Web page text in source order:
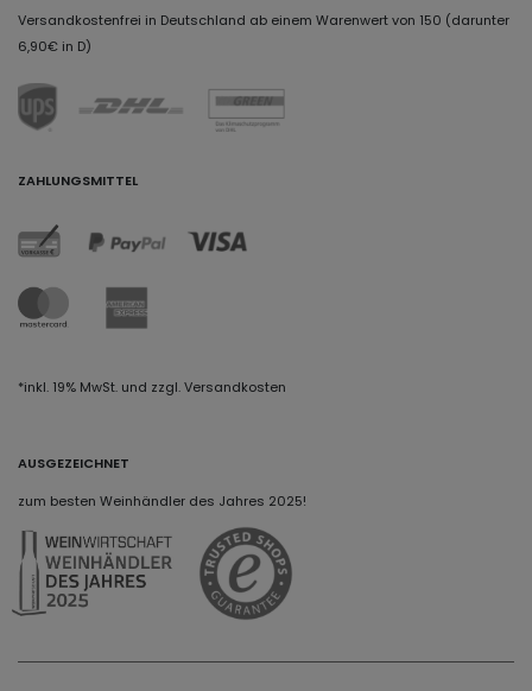
Versandkostenfrei in Deutschland ab einem Warenwert von 150 (darunter
6,90€ in D)
ZAHLUNGSMITTEL
*inkl. 19% MwSt. und zzgl. Versandkosten
AUSGEZEICHNET
zum besten Weinhändler des Jahres 2025!